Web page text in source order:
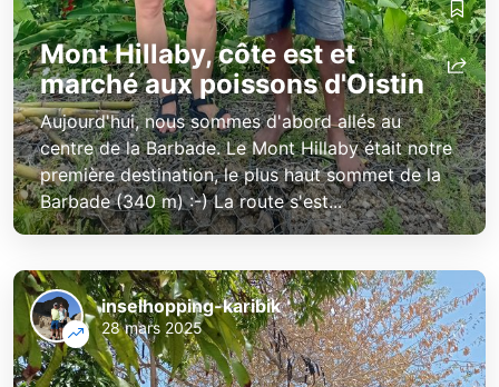
Mont Hillaby, côte est et
marché aux poissons d'Oistin
Aujourd'hui, nous sommes d'abord allés au
centre de la Barbade. Le Mont Hillaby était notre
première destination, le plus haut sommet de la
Barbade (340 m) :-) La route s'est...
inselhopping-karibik
28 mars 2025